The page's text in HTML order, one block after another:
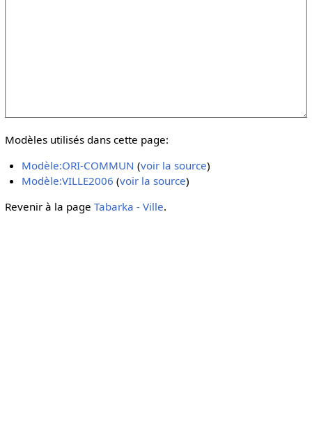
Modèles utilisés dans cette page:
Modèle:ORI-COMMUN (voir la source)
Modèle:VILLE2006 (voir la source)
Revenir à la page Tabarka - Ville.